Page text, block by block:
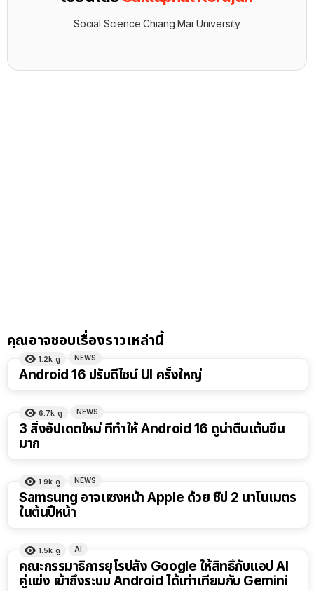
Social Science Chiang Mai University
คุณอาจชอบเรื่องราวเหล่านี้
1.2k ดู NEWS
Android 16 ปรับดีไซน์ UI ครั้งใหญ่
6.7k ดู NEWS
3 สิ่งอัปเดตใหม่ ที่ทำให้ Android 16 ดูน่าตื่นเต้นขึ้น
มาก
1.9k ดู NEWS
Samsung อาจแซงหน้า Apple ด้วย ชิป 2 นาโนเมตร
ในต้นปีหน้า
1.5k ดู AI
คณะกรรมาธิการยุโรปสั่ง Google ให้สิทธิ์กับแอป AI
คู่แข่ง เข้าถึงระบบ Android ได้เท่าเทียมกับ Gemini